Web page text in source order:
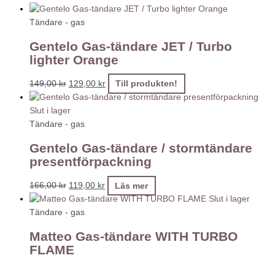
Tändare - gas
Gentelo Gas-tändare JET / Turbo
lighter Orange
149,00kr 129,00 kr Till produkten!
Slut i lager
Tändare - gas
Gentelo Gas-tändare / stormtändare
presentförpackning
166,00kr 119,00 kr
Läs mer
Slut i lager
Tändare - gas
Matteo Gas-tändare WITH TURBO
FLAME